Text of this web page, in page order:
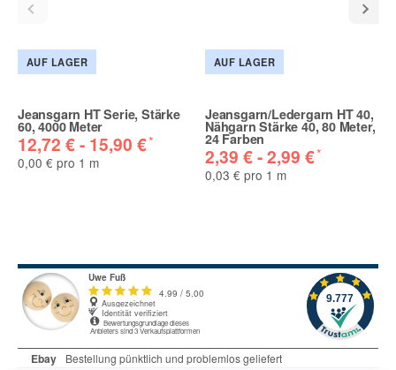
AUF LAGER
Jeansgarn HT Serie, Stärke
60, 4000 Meter
12,72 € - 15,90 €*
0,00 € pro 1 m
AUF LAGER
Jeansgarn/Ledergarn HT 40,
Nähgarn Stärke 40, 80 Meter,
24 Farben
2,39 € -2,99 €*
0,03 € pro 1 m